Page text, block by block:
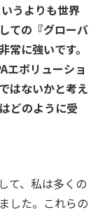
うよりも世界
ての『グローバ
に強いです。
エボリューショ
はないかと考え
どのように受
て、私は多くの
した。これらの